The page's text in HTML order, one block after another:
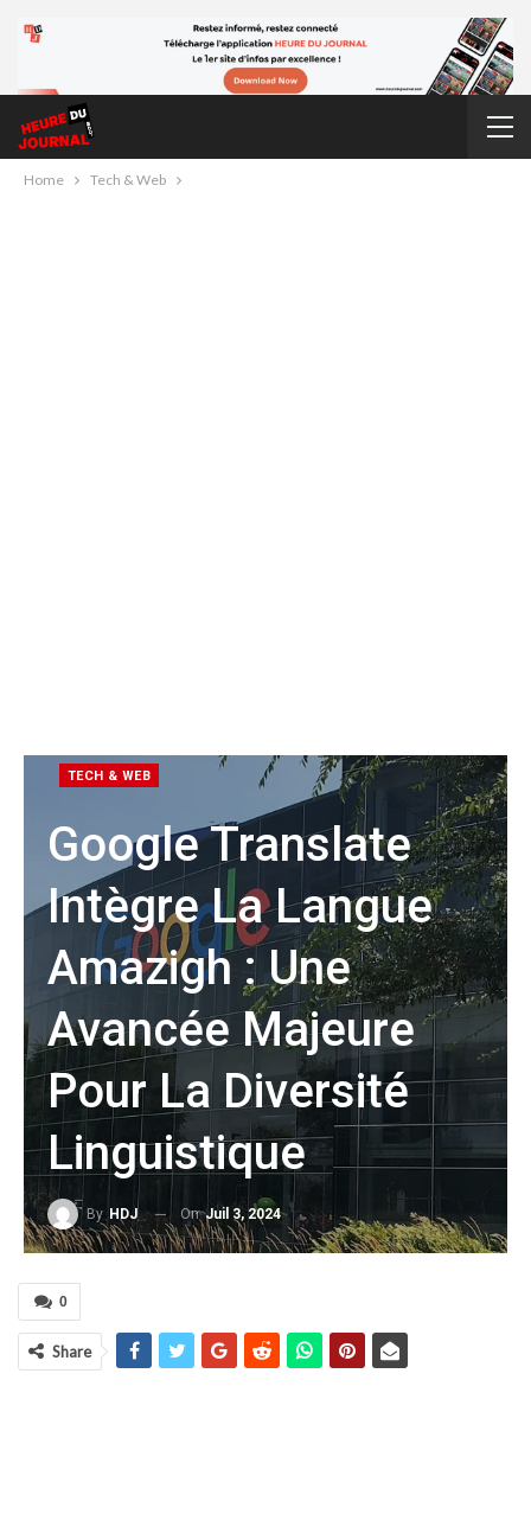
Home Tech & Web
TECH & WEB
Google Translate
Intègre La Langue
Amazigh : Une
Avancée Majeure
Pour La Diversité
Linguistique
By HDJ OnJuil 3, 2024
0
Share